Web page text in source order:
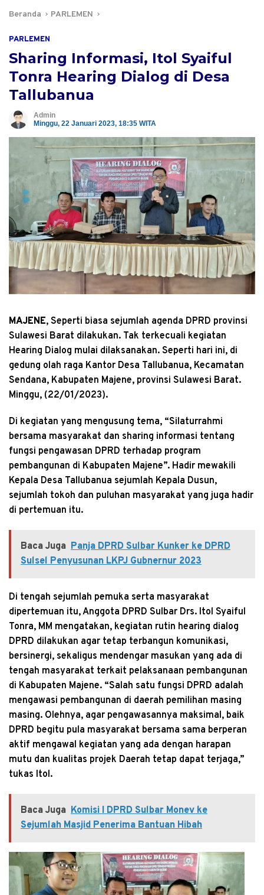
Beranda PARLEMEN
PARLEMEN
Sharing Informasi, Itol Syaiful
Tonra Hearing Dialog di Desa
Tallubanua
Admin
Minggu, 22 Januari 2023, 18:35 WITA
MAJENE, Seperti biasa sejumlah agenda DPRD provinsi
Sulawesi Barat dilakukan. Tak terkecuali kegiatan
Hearing Dialog mulai dilaksanakan. Seperti hari ini, di
gedung olah raga Kantor Desa Tallubanua, Kecamatan
Sendana, Kabupaten Majene, provinsi Sulawesi Barat.
Minggu, (22/01/2023).
Di kegiatan yang mengusung tema, “Silaturrahmi
bersama masyarakat dan sharing informasi tentang
fungsi pengawasan DPRD terhadap program
pembangunan di Kabupaten Majene”. Hadir mewakili
Kepala Desa Tallubanua sejumlah Kepala Dusun,
sejumlah tokoh dan puluhan masyarakat yang juga hadir
di pertemuan itu.
Baca Juga Panja DPRD Sulbar Kunker ke DPRD
Sulsel Penyusunan LKPJ Gubnernur 2023
Di tengah sejumlah pemuka serta masyarakat
dipertemuan itu, Anggota DPRD Sulbar Drs. Itol Syaiful
Tonra, MM mengatakan, kegiatan rutin hearing dialog
DPRD dilakukan agar tetap terbangun komunikasi,
bersinergi, sekaligus mendengar masukan yang ada di
tengah masyarakat terkait pelaksanaan pembangunan
di Kabupaten Majene. “Salah satu fungsi DPRD adalah
mengawasi pembangunan di daerah pemilihan masing
masing. Olehnya, agar pengawasannya maksimal, baik
DPRD begitu pula masyarakat bersama sama berperan
aktif mengawal kegiatan yang ada dengan harapan
mutu dan kualitas projek Daerah tetap dapat terjaga,”
tukas Itol.
Baca Juga Komisi I DPRD Sulbar Monev ke
Sejumlah Masjid Penerima Bantuan Hibah